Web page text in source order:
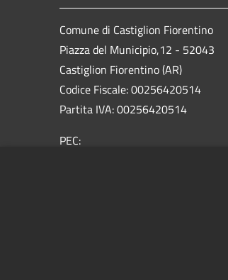
Comune di Castiglion Fiorentino
Piazza del Municipio,12 - 52043
Castiglion Fiorentino (AR)
Codice Fiscale: 00256420514
Partita IVA: 00256420514
PEC: